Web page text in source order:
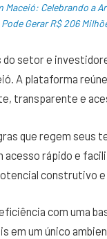
Celebrando a
Gerar R$ 206
setor e
A plataforma
transparente e
que regem seus
rápido e
construtivo e
com uma
um único